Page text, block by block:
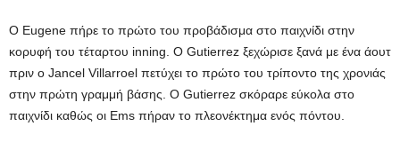
Ο Eugene πήρε το πρώτο του προβάδισμα στο παιχνίδι στην
κορυφή του τέταρτου inning. Ο Gutierrez ξεχώρισε ξανά με ένα άουτ
πριν ο Jancel Villarroel πετύχει το πρώτο του τρίποντο της χρονιάς
στην πρώτη γραμμή βάσης. Ο Gutierrez σκόραρε εύκολα στο
παιχνίδι καθώς οι Ems πήραν το πλεονέκτημα ενός πόντου.